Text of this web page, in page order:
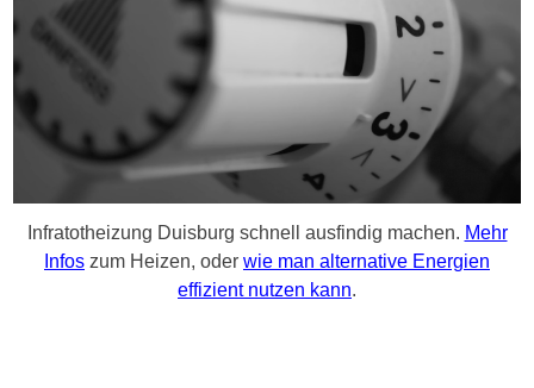
Infratotheizung Duisburg schnell ausfindig machen. Mehr
Infos zum Heizen, oder wie man alternative Energien
effizient nutzen kann.